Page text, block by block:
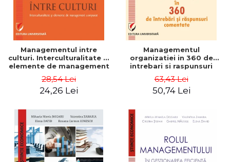
Managementul intre
culturi. Interculturalitate si
elemente de management
Dumitrascu
28,54 Lei
24,26 Lei
Managementul
organizatiei in 360 de
intrebari si raspunsuri
63,43 Lei
50,74 Lei